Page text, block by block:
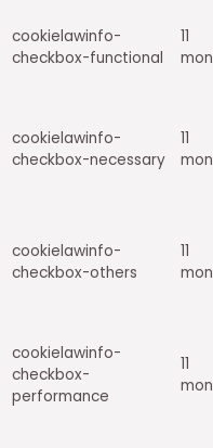
cookielawinfo-
checkbox-functional
11
cookielawinfo-
checkbox-necessary
11
cookielawinfo-
checkbox-others
11
cookielawinfo-
checkbox-
performance
11